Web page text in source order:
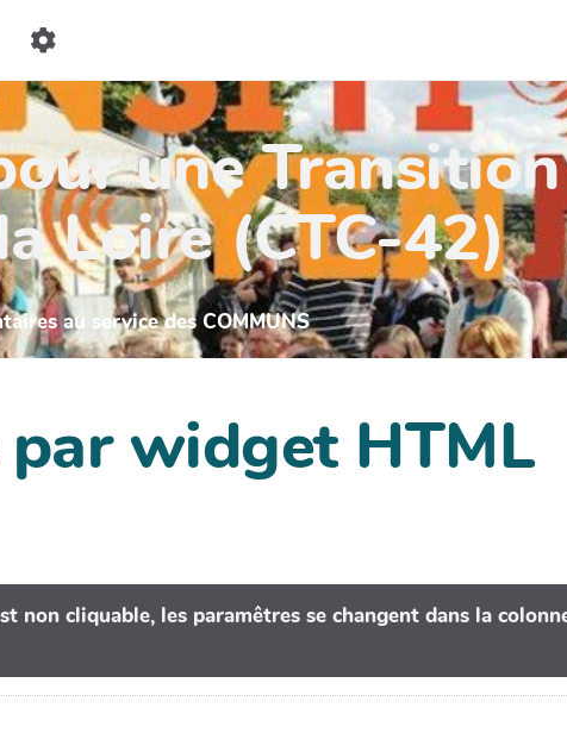
Rechercher
une Transition
Loire (CTC-42)
au service des COMMUNS
widget HTML
non cliquable, les paramêtres se changent dans la